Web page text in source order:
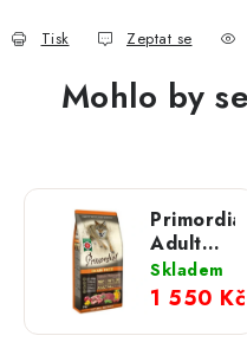
Tisk Zeptat se
Mohlo by
Primordial
Adult
Wild
Boar &
Lamb;
12 kg
Skladem
1 550 Kč